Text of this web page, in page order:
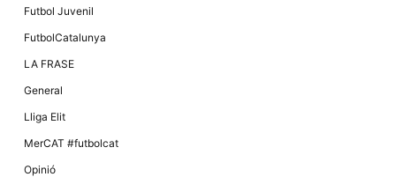
Futbol Juvenil
FutbolCatalunya
LA FRASE
General
Lliga Elit
MerCAT #futbolcat
Opinió